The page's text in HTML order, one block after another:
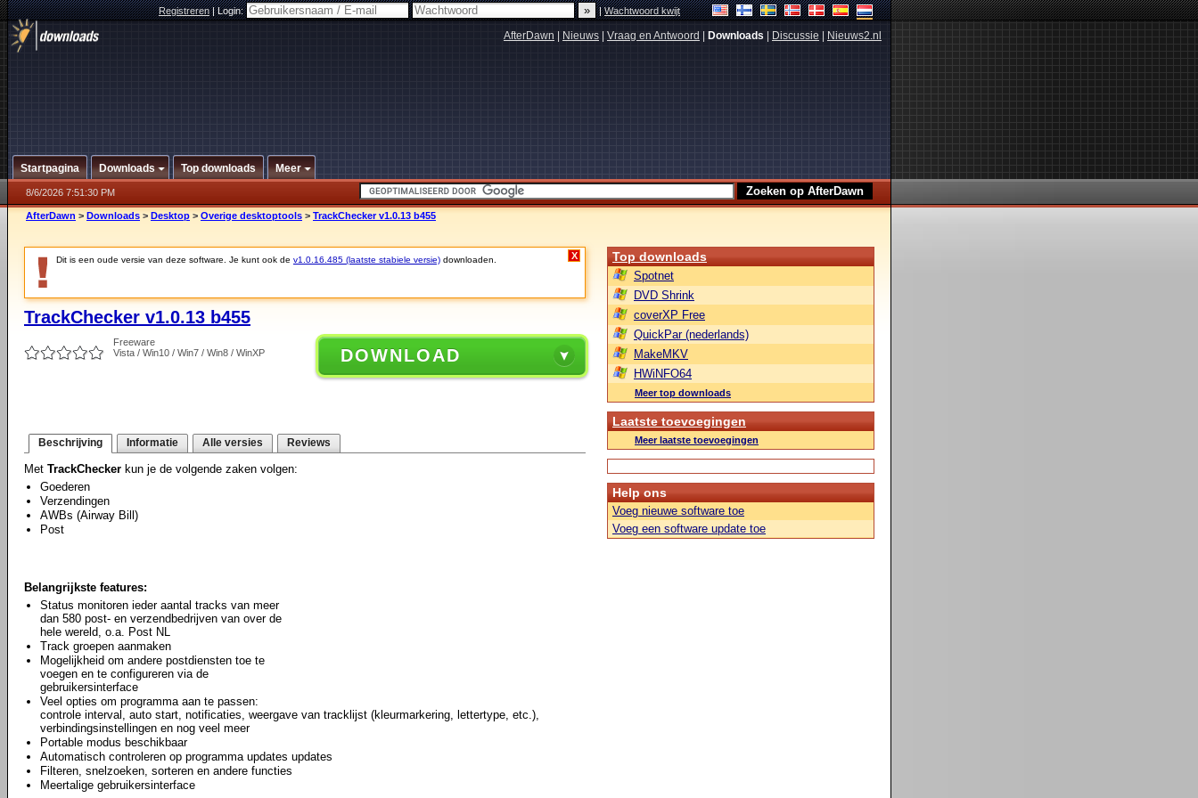
Registreren|Login: |Wachtwoord kwijt
AfterDawn Nieuws Vraag en Antwoord Downloads Discussie Nieuws2.nl
Startpagina Downloads Top downloads Meer
8/6/2026 7:51:30 PM
AfterDawn > Downloads > Desktop > Overige desktoptools > TrackChecker v1.0.13 b455
Dit is een oude versie van deze software. Je kunt ook de v1.0.16.485 (laatste stabiele versie) downloaden. X
TrackChecker v1.0.13 b455
Freeware
Vista / Win10 / Win7 / Win8 / WinXP
DOWNLOAD
Beschrijving Informatie Alle versies Reviews
Met TrackChecker kun je de volgende zaken volgen:
Goederen
Verzendingen
AWBs (Airway Bill)
Post
Belangrijkste features:
Status monitoren ieder aantal tracks van meer
dan 580 post- en verzendbedrijven van over de
hele wereld, o.a. Post NL
Track groepen aanmaken
Mogelijkheid om andere postdiensten toe te
voegen en te configureren via de
gebruikersinterface
Veel opties om programma aan te passen:
controle interval, auto start, notificaties, weergave van tracklijst (kleurmarkering, lettertype, etc.),
verbindingsinstellingen en nog veel meer
Portable modus beschikbaar
Automatisch controleren op programma updates updates
Filteren, snelzoeken, sorteren en andere functies
Meertalige gebruikersinterface
Top downloads
Spotnet
DVD Shrink
coverXP Free
QuickPar (nederlands)
MakeMKV
HWiNFO64
Meer top downloads
Laatste toevoegingen
Meer laatste toevoegingen
Help ons
Voeg nieuwe software toe
Voeg een software update toe